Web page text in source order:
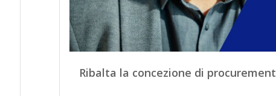
Ribalta la concezione di procurement